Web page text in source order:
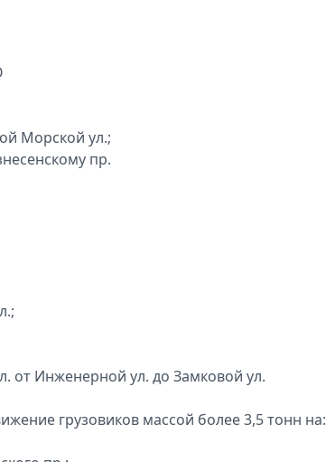
Морской ул.;
пр.
от Инженерной ул. до Замковой ул.
грузовиков массой более 3,5 тонн на: